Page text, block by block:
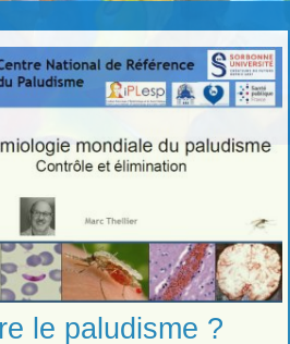
le paludisme ?